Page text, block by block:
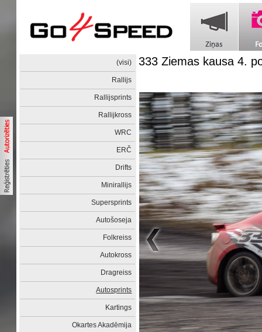
(visi)
Rallijs
Rallijsprints
Rallijkross
WRC
ERČ
Drifts
Minirallijs
Supersprints
Autošoseja
Folkreiss
Autokross
Dragreiss
Autosprints
Kartings
Okartes Akadēmija
333 Ziemas kausa 4.